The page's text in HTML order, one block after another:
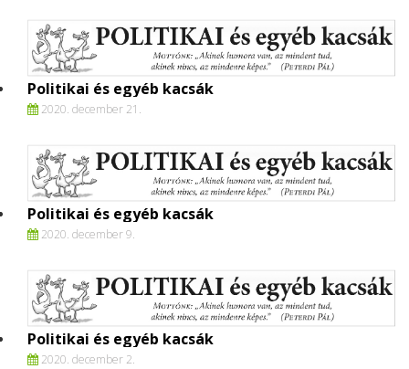
Politikai és egyéb kacsák
2020. december 21.
Politikai és egyéb kacsák
2020. december 9.
Politikai és egyéb kacsák
2020. december 2.